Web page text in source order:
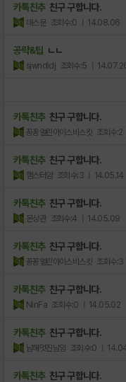
카톡친추 친구 구합니다.
데스문 조회수:0 | 14.08.06
공략&팁 ㄴㄴ
sjwndidj 조회수:5 |
카톡친추 친구 구합니다.
꽁꽁얼린아이스비스킷 조회수:2
카톡친추 친구 구합니다.
햄스터얌 조회수:3 | 14.05.14
카톡친추 친구 구합니다.
몬상관 조회수:4 | 14.05.09
카톡친추 친구 구합니다.
꽁꽁얼린아이스비스킷 조회수:3
카톡친추 친구 구합니다.
NinFa 조회수:0 | 14.05.02
카톡친추 친구 구합니다.
남해멋진남임 조회수:0 |
카톡친추 친구 구합니다.